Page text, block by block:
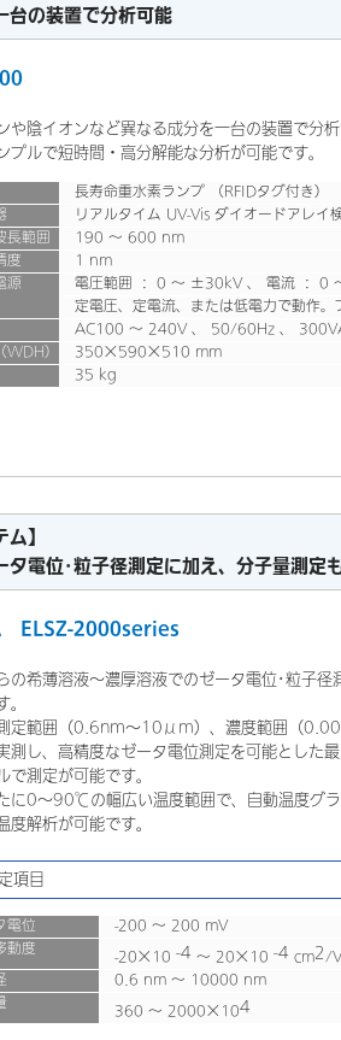
台の装置で分析可能
や陰イオンなど異なる成分を一台の装置で分析
プルで短時間・高分解能な分析が可能です。
長寿命重水素ランプ （RFIDタグ付き）
リアルタイム UV-Vis ダイオードアレイ
長範囲
190 ～ 600 nm
度
1 nm
源
電圧範囲 ： 0 ～ ±30kV 、 電流 ： 0
定電圧、定電流、または低電力で動作
AC100 ～ 240V 、 50/60Hz 、
）
350×590×510 mm
35 kg
】
電位･粒子径測定に加え、分子量測定
ELSZ-2000series
の希薄溶液～濃厚溶液でのゼータ電位･粒子
定範囲（0.6nm～10μm）、濃度範囲（
測し、高精度なゼータ電位測定を可能とし
で測定が可能です。
に0～90℃の幅広い温度範囲で、自動温度グ
度解析が可能です。
項目
電位
-200 ～ 200 mV
動度
-20×10 -4 ～ 20×10 -4 cm2/
0.6 nm ～ 10000 nm
360 ～ 2000×104